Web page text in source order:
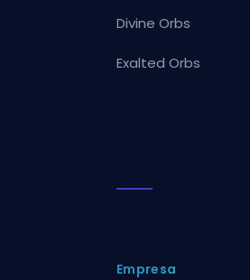
Divine Orbs
Exalted Orbs
Empresa